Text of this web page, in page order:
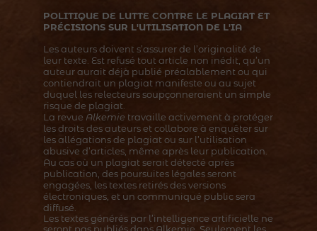
POLITIQUE DE LUTTE CONTRE LE PLAGIAT ET
PRÉCISIONS SUR L'UTILISATION DE L'IA
Les auteurs doivent s’assurer de l’originalité de
leur texte. Est refusé tout article non inédit, qu’un
auteur aurait déjà publié préalablement ou qui
contiendrait un plagiat manifeste ou au sujet
duquel les relecteurs soupçonneraient un simple
risque de plagiat.
La revue Alkemie travaille activement à protéger
les droits des auteurs et collabore à enquêter sur
les allégations de plagiat ou sur l’utilisation
abusive d’articles, même après leur publication.
Au cas où un plagiat serait détecté après
publication, des poursuites légales seront
engagées, les textes retirés des versions
électroniques, et un communiqué public sera
diffusé.
Les textes générés par l’intelligence artificielle ne